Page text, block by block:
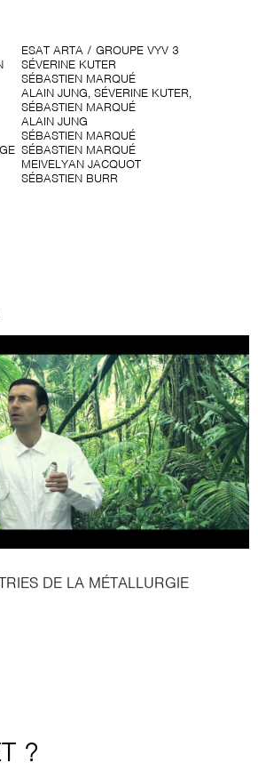
ESAT ARTA / GROUPE VYV 3
SÉVERINE KUTER
SÉBASTIEN MARQUÉ
ALAIN JUNG, SÉVERINE KUTER,
SÉBASTIEN MARQUÉ
ALAIN JUNG
SÉBASTIEN MARQUÉ
SÉBASTIEN MARQUÉ
MEIVELYAN JACQUOT
SÉBASTIEN BURR
DE LA MÉTALLURGIE
?